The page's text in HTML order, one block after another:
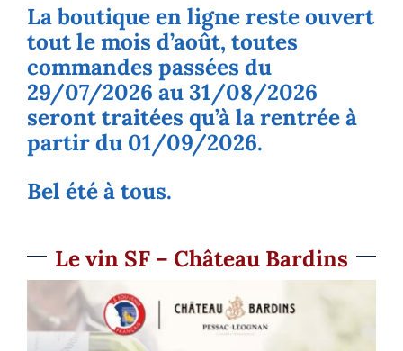
La boutique en ligne reste ouvert
tout le mois d’août, toutes
commandes passées du
29/07/2026 au 31/08/2026
seront traitées qu’à la rentrée à
partir du 01/09/2026.
Bel été à tous.
Le vin SF – Château Bardins